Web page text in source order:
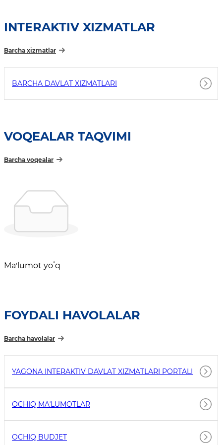
INTERAKTIV XIZMATLAR
Barcha xizmatlar
BARCHA DAVLAT XIZMATLARI
VOQEALAR TAQVIMI
Barcha voqealar
Maʼlumot yoʻq
FOYDALI HAVOLALAR
Barcha havolalar
YAGONA INTERAKTIV DAVLAT XIZMATLARI PORTALI
OCHIQ MAʼLUMOTLAR
OCHIQ BUDJET